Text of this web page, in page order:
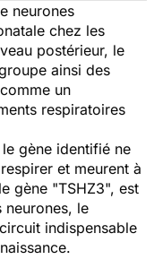
neurones
chez les
postérieur, le
ainsi des
un
respiratoires
gène identifié ne
et meurent à
gène "TSHZ3", est
neurones, le
indispensable